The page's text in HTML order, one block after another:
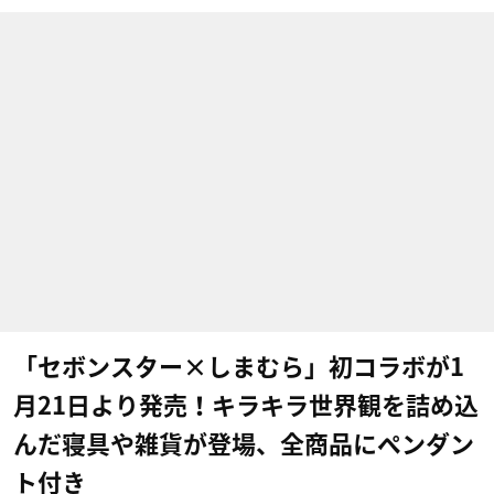
「セボンスター×しまむら」初コラボが1
月21日より発売！キラキラ世界観を詰め込
んだ寝具や雑貨が登場、全商品にペンダン
ト付き